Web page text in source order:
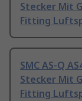
Stecker Mit
Fitting
SMC AS-Q
Stecker Mit
Fitting